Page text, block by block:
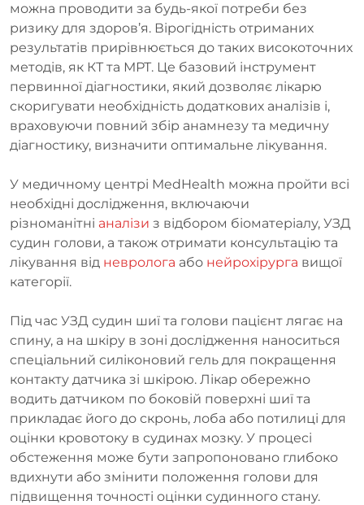
можна проводити за будь-якої потреби без
ризику для здоров’я. Вірогідність отриманих
результатів прирівнюється до таких високоточних
методів, як КТ та МРТ. Це базовий інструмент
первинної діагностики, який дозволяє лікарю
скоригувати необхідність додаткових аналізів і,
враховуючи повний збір анамнезу та медичну
діагностику, визначити оптимальне лікування.
У медичному центрі MedHealth можна пройти всі
необхідні дослідження, включаючи
різноманітні аналізи з відбором біоматеріалу, УЗД
судин голови, а також отримати консультацію та
лікування від невролога або нейрохірурга вищої
категорії.
Під час УЗД судин шиї та голови пацієнт лягає на
спину, а на шкіру в зоні дослідження наноситься
спеціальний силіконовий гель для покращення
контакту датчика зі шкірою. Лікар обережно
водить датчиком по боковій поверхні шиї та
прикладає його до скронь, лоба або потилиці для
оцінки кровотоку в судинах мозку. У процесі
обстеження може бути запропоновано глибоко
вдихнути або змінити положення голови для
підвищення точності оцінки судинного стану.